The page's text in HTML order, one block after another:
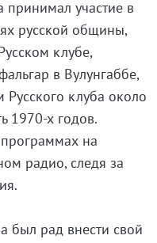
принимал участие в
русской общины,
клубе,
в Вулунгаббе,
клуба около
1970-х годов.
на
радио, следя за
был рад внести свой